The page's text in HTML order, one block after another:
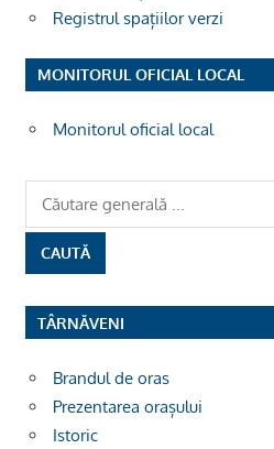
Registrul spațiilor verzi
MONITORUL OFICIAL LOCAL
Monitorul oficial local
TÂRNĂVENI
Brandul de oras
Prezentarea orașului
Istoric